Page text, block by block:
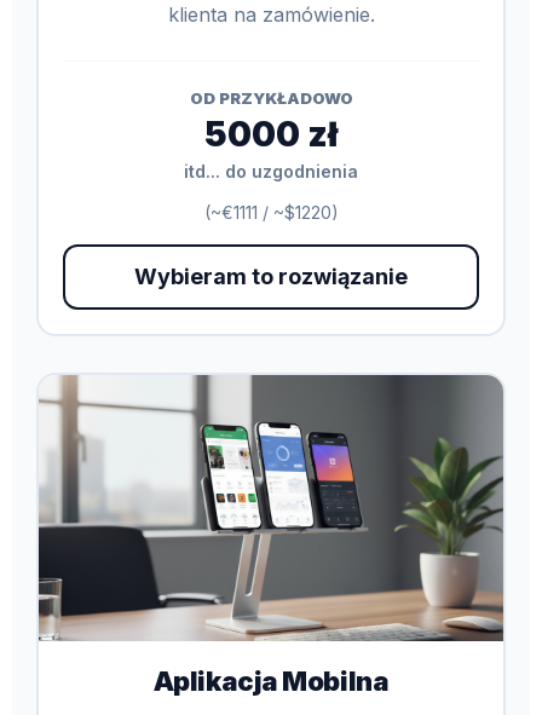
klienta na zamówienie.
OD PRZYKŁADOWO
5000 zł
itd... do uzgodnienia
(~€1111 / ~$1220)
Wybieram to rozwiązanie
Aplikacja Mobilna